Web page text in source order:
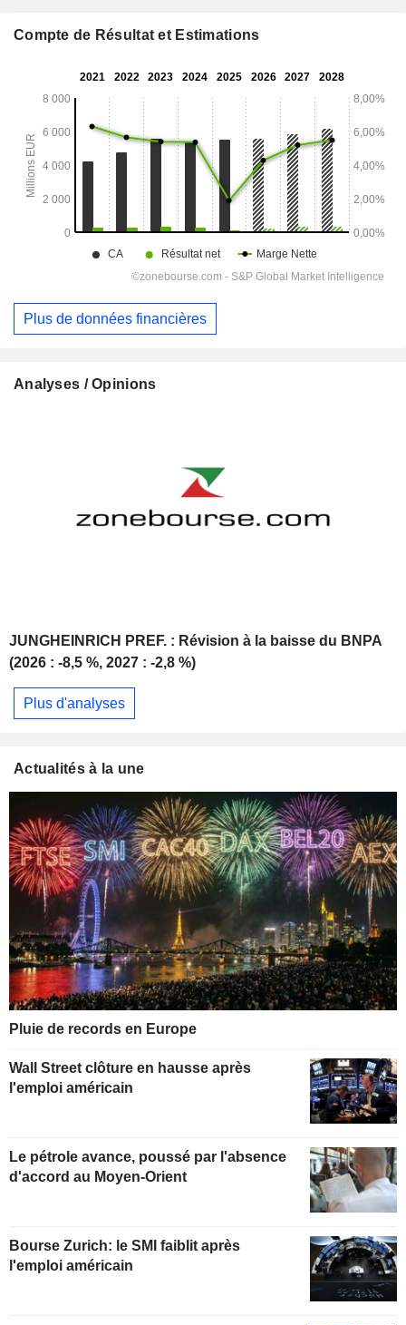
Compte de Résultat et Estimations
Plus de données financières
Analyses / Opinions
JUNGHEINRICH PREF. : Révision à la baisse du BNPA
(2026 : -8,5 %, 2027 : -2,8 %)
Plus d'analyses
Actualités à la une
Pluie de records en Europe
Wall Street clôture en hausse après
l'emploi américain
Le pétrole avance, poussé par l'absence
d'accord au Moyen-Orient
Bourse Zurich: le SMI faiblit après
l'emploi américain